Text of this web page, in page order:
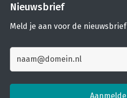
Nieuwsbrief
Meld je aan voor de nieuwsbrief